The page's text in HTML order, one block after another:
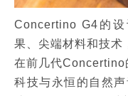
Concertino G4的
果、尖端材料和技术
在前几代
科技与永恒的自然